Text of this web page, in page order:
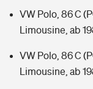
VW Polo, 86 C
Limousine, ab
VW Polo, 86 C
Limousine, ab